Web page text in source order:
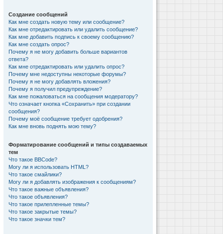
Создание сообщений
Как мне создать новую тему или сообщение?
Как мне отредактировать или удалить сообщение?
Как мне добавить подпись к своему сообщению?
Как мне создать опрос?
Почему я не могу добавить больше вариантов
ответа?
Как мне отредактировать или удалить опрос?
Почему мне недоступны некоторые форумы?
Почему я не могу добавлять вложения?
Почему я получил предупреждение?
Как мне пожаловаться на сообщения модератору?
Что означает кнопка «Сохранить» при создании
сообщения?
Почему моё сообщение требует одобрения?
Как мне вновь поднять мою тему?
Форматирование сообщений и типы создаваемых
тем
Что такое BBCode?
Могу ли я использовать HTML?
Что такое смайлики?
Могу ли я добавлять изображения к сообщениям?
Что такое важные объявления?
Что такое объявления?
Что такое прилепленные темы?
Что такое закрытые темы?
Что такое значки тем?